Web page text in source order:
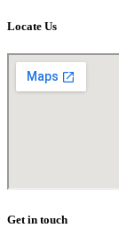
Locate Us
Get in touch